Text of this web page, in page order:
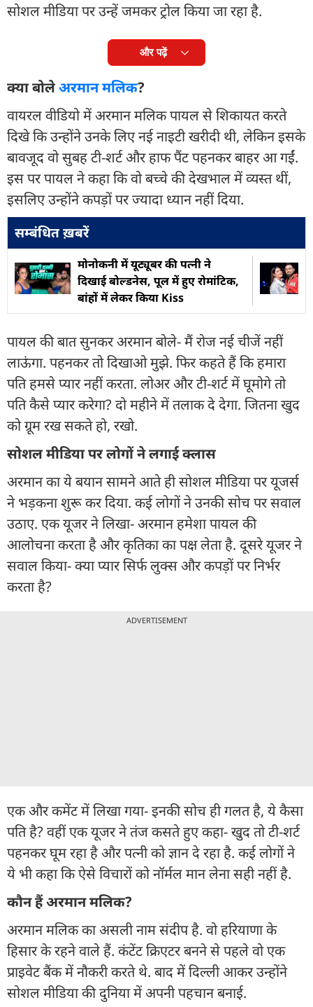
सोशल मीडिया पर उन्हें जमकर ट्रोल किया जा रहा है.
और पढ़ें
क्या बोलेअरमान मलिक?
वायरल वीडियो में अरमान मलिक पायल से शिकायत करते
दिखे कि उन्होंने उनके लिए नई नाइटी खरीदी थी, लेकिन इसके
बावजूद वो सुबह टी-शर्ट और हाफ पैंट पहनकर बाहर आ गईं.
इस पर पायल ने कहा कि वो बच्चे की देखभाल में व्यस्त थीं,
इसलिए उन्होंने कपड़ों पर ज्यादा ध्यान नहीं दिया.
सम्बंधित ख़बरें
मोनोकनी में यूट्यूबर की पत्नी ने
दिखाई बोल्डनेस, पूल में हुए रोमांटिक,
बांहों में लेकर किया Kiss
पायल की बात सुनकर अरमान बोले- मैं रोज नई चीजें नहीं
लाऊंगा. पहनकर तो दिखाओ मुझे. फिर कहते हैं कि हमारा
पति हमसे प्यार नहीं करता. लोअर और टी-शर्ट में घूमोगे तो
पति कैसे प्यार करेगा? दो महीने में तलाक दे देगा. जितना खुद
को ग्रूम रख सकते हो, रखो.
सोशल मीडिया पर लोगों ने लगाई क्लास
अरमान का ये बयान सामने आते ही सोशल मीडिया पर यूजर्स
ने भड़कना शुरू कर दिया. कई लोगों ने उनकी सोच पर सवाल
उठाए. एक यूजर ने लिखा- अरमान हमेशा पायल की
आलोचना करता है और कृतिका का पक्ष लेता है. दूसरे यूजर ने
सवाल किया- क्या प्यार सिर्फ लुक्स और कपड़ों पर निर्भर
करता है?
ADVERTISEMENT
एक और कमेंट में लिखा गया- इनकी सोच ही गलत है, ये कैसा
पति है? वहीं एक यूजर ने तंज कसते हुए कहा- खुद तो टी-शर्ट
पहनकर घूम रहा है और पत्नी को ज्ञान दे रहा है. कई लोगों ने
ये भी कहा कि ऐसे विचारों को नॉर्मल मान लेना सही नहीं है.
कौन हैं अरमान मलिक?
अरमान मलिक का असली नाम संदीप है. वो हरियाणा के
हिसार के रहने वाले हैं. कंटेंट क्रिएटर बनने से पहले वो एक
प्राइवेट बैंक में नौकरी करते थे. बाद में दिल्ली आकर उन्होंने
सोशल मीडिया की दुनिया में अपनी पहचान बनाई.